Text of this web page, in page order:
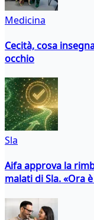
Medicina
Cecità, cosa
occhio
Sla
Aifa approva la
malati di Sla. «Ora